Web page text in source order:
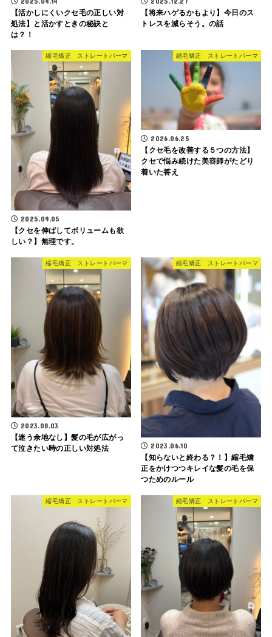
【活かしにくいクセ毛の正しい対
処法】と活かすときの秘訣と
は？！
【将来ハゲるかもより】今日のス
トレスを減らそう。の話
縮毛矯正 ストレートパーマ
2025.09.05
【クセを伸ばしてボリュームも欲
しい？】無理です。
縮毛矯正 ストレートパーマ
2026.06.25
【クセ毛を改善する５つの方法】
クセで悩み続けた美容師がたどり
着いた答え
縮毛矯正 ストレートパーマ
2023.08.03
【迷う余地なし】髪の毛が広がっ
て泣きたい時の正しい対処法
縮毛矯正 ストレートパーマ
2023.06.10
【知らないと終わる？！】縮毛矯
正をかけつつキレイな髪の毛を保
つためのルール
縮毛矯正 ストレートパーマ 縮毛矯正 ストレートパーマ